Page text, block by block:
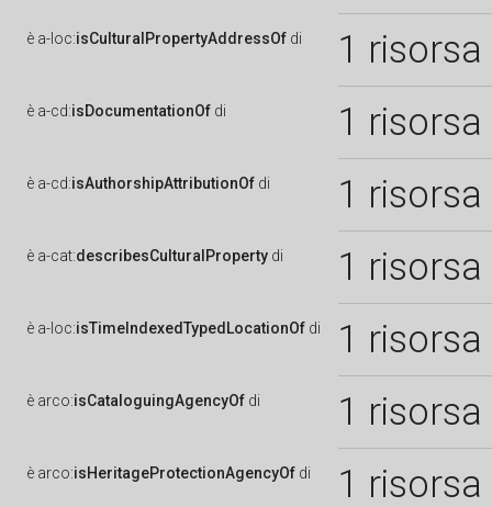
è a-loc:isCulturalPropertyAddressOf di 1 risorsa
è a-cd:isDocumentationOf di 1 risorsa
è a-cd:isAuthorshipAttributionOf di 1 risorsa
è a-cat:describesCulturalProperty di 1 risorsa
è a-loc:isTimeIndexedTypedLocationOf di 1 risorsa
è arco:isCataloguingAgencyOf di 1 risorsa
è arco:isHeritageProtectionAgencyOf di 1 risorsa